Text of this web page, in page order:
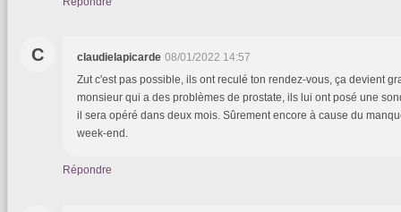
C claudielapicarde 08/01/2022 14:57
Zut c'est pas possible, ils ont reculé ton rendez-vous, ça devient
monsieur qui a des problèmes de prostate, ils lui ont posé une
il sera opéré dans deux mois. Sûrement encore à cause du
week-end.
Répondre